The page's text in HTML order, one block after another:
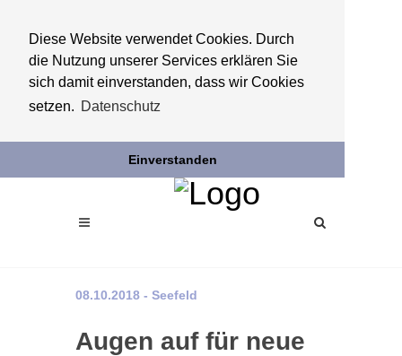
Diese Website verwendet Cookies. Durch
die Nutzung unserer Services erklären Sie
sich damit einverstanden, dass wir Cookies
setzen. Datenschutz
Einverstanden
08.10.2018 - Seefeld
Augen auf für neue